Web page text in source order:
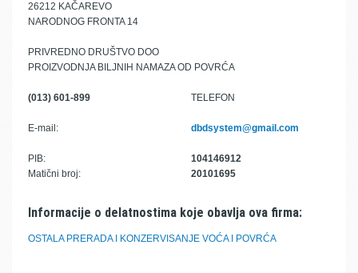
26212 KAČAREVO
NARODNOG FRONTA 14
PRIVREDNO DRUŠTVO DOO
PROIZVODNJA BILJNIH NAMAZA OD POVRĆA
(013) 601-899 TELEFON
E-mail: dbdsystem@gmail.com
PIB:
104146912
Matični broj:
20101695
Informacije o delatnostima koje obavlja ova firma:
OSTALA PRERADA I KONZERVISANJE VOĆA I POVRĆA